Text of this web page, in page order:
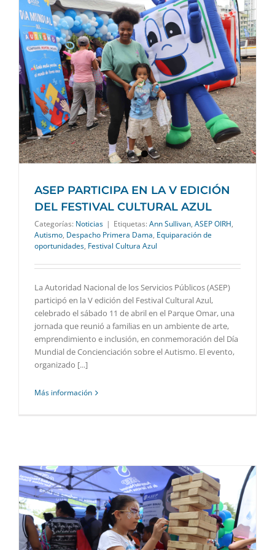
ASEP PARTICIPA EN LA V EDICIÓN
DEL FESTIVAL CULTURAL AZUL
Categorías: Noticias | Etiquetas: Ann Sullivan, ASEP OIRH,
Autismo, Despacho Primera Dama, Equiparación de
oportunidades, Festival Cultura Azul
La Autoridad Nacional de los Servicios Públicos (ASEP)
participó en la V edición del Festival Cultural Azul,
celebrado el sábado 11 de abril en el Parque Omar, una
jornada que reunió a familias en un ambiente de arte,
emprendimiento e inclusión, en conmemoración del Día
Mundial de Concienciación sobre el Autismo. El evento,
organizado [...]
Más información